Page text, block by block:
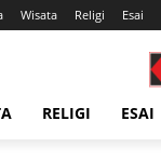
Wisata Religi Esai
RELIGI ESAI